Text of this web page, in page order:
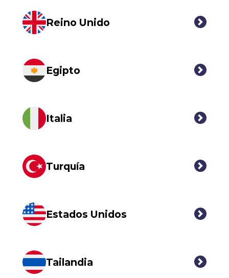
Reino Unido
Egipto
Italia
Turquía
Estados Unidos
Tailandia